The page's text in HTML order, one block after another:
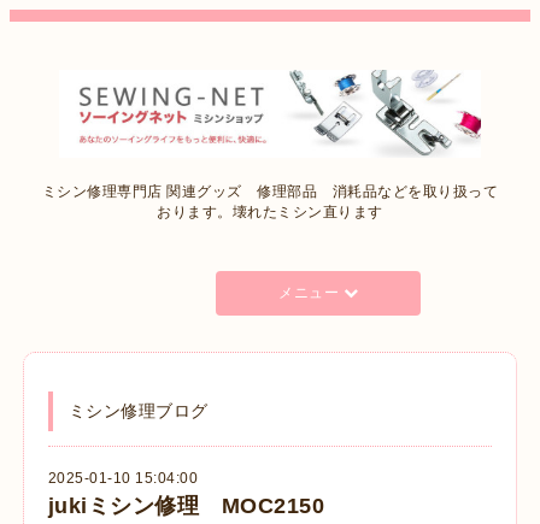
ミシン修理専門店 関連グッズ 修理部品 消耗品などを取り扱って
おります。壊れたミシン直ります
メニュー
ミシン修理ブログ
2025-01-10 15:04:00
jukiミシン修理 MOC2150